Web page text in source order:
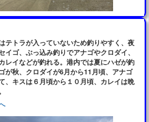
テトラが入っていないため釣りやすく、夜
イゴ、ぶっ込み釣りでアナゴやクロダイ、
レイなどが釣れる。港内では夏にハゼが釣
が秋、クロダイが6月から11月頃、アナゴ
、キスは６月頃から１０月頃、カレイは晩